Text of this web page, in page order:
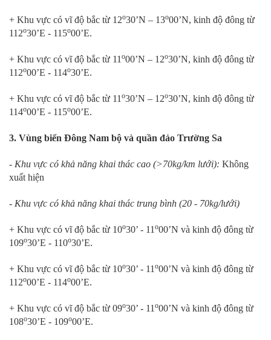
+ Khu vực có vĩ độ bắc từ 12o30’N – 13o00’N, kinh độ đông từ
112o30’E - 115o00’E.
+ Khu vực có vĩ độ bắc từ 11 o00’N – 12o30’N, kinh độ đông từ
112o00’E - 114o30’E.
+ Khu vực có vĩ độ bắc từ 11 o30’N – 12o30’N, kinh độ đông từ
114o00’E - 115o00’E.
3. Vùng biển Đông Nam bộ và quần đảo Trường Sa
- Khu vực có khả năng khai thác cao (>70kg/km lưới): Không
xuất hiện
- Khu vực có khả năng khai thác trung bình (20 - 70kg/lưới)
+ Khu vực có vĩ độ bắc từ 10o30’ - 11 o00’N và kinh độ đông từ
109o30’E - 110o30’E.
+ Khu vực có vĩ độ bắc từ 10o30’ - 11 o00’N và kinh độ đông từ
112o00’E - 114o00’E.
+ Khu vực có vĩ độ bắc từ 09o30’ - 11 o00’N và kinh độ đông từ
108o30’E - 109o00’E.